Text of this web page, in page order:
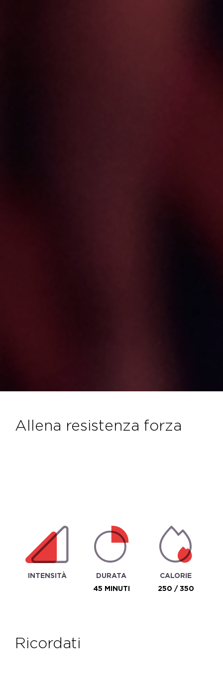
allena resistenza forza
INTENSITÀ
DURATA
45 MINUTI
CALORIE
250 / 350
ricordati